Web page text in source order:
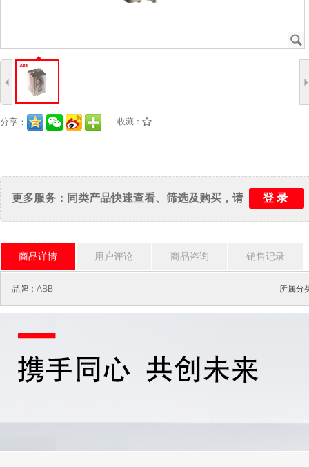
J
4
分享： 收藏： /
更多服务：同类产品快速查看、筛选及购买，请 登录
商品详情 用户评论 商品咨询 销售记录
品牌： ABB 所属分